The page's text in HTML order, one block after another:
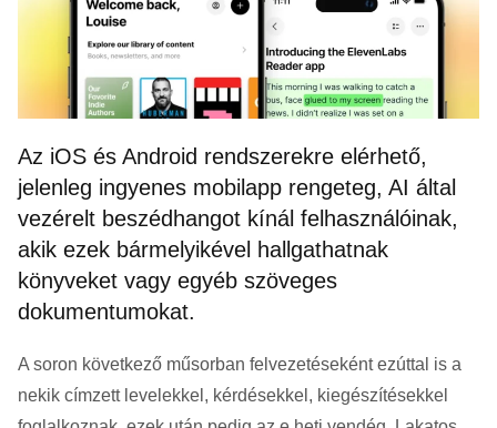
Az iOS és Android rendszerekre elérhető,
jelenleg ingyenes mobilapp rengeteg, AI által
vezérelt beszédhangot kínál felhasználóinak,
akik ezek bármelyikével hallgathatnak
könyveket vagy egyéb szöveges
dokumentumokat.
A soron következő műsorban felvezetéseként ezúttal is a
nekik címzett levelekkel, kérdésekkel, kiegészítésekkel